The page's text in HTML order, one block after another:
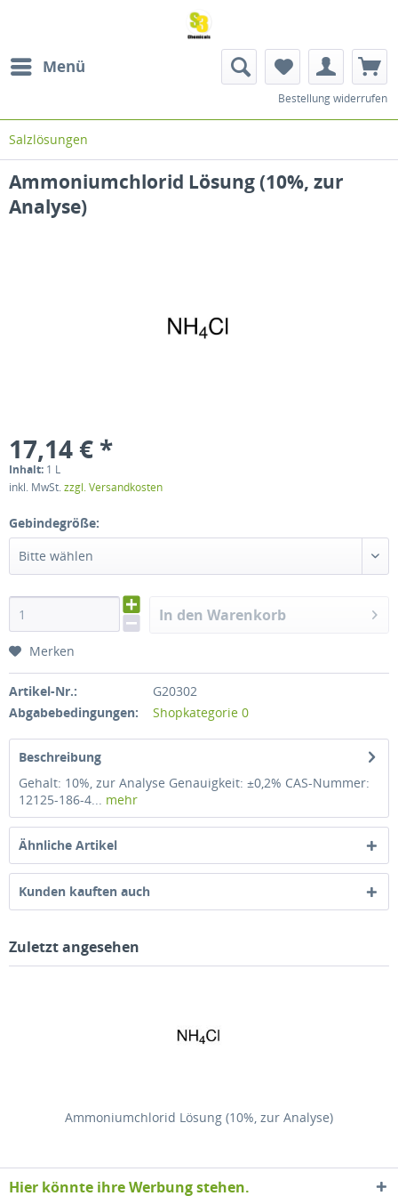
Menü
Bestellung widerrufen
Salzlösungen
Ammoniumchlorid Lösung (10%, zur
Analyse)
17,14 € *
Inhalt: 1 L
inkl. MwSt.zzgl. Versandkosten
Gebindegröße:
Bitte wählen
In den Warenkorb
Merken
Artikel-Nr.:
G20302
Abgabebedingungen:
Shopkategorie 0
Beschreibung
Gehalt: 10%, zur Analyse Genauigkeit: ±0,2% CAS-Nummer:
12125-186-4... mehr
Ähnliche Artikel
Kunden kauften auch
Zuletzt angesehen
Ammoniumchlorid Lösung (10%, zur Analyse)
Hier könnte ihre Werbung stehen.